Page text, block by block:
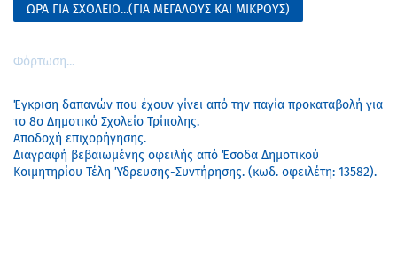
ΩΡΑ ΓΙΑ ΣΧΟΛΕΙΟ...(ΓΙΑ ΜΕΓΑΛΟΥΣ ΚΑΙ ΜΙΚΡΟΥΣ)
Φόρτωση...
Έγκριση δαπανών που έχουν γίνει από την παγία προκαταβολή για
το 8ο Δημοτικό Σχολείο Τρίπολης.
Αποδοχή επιχορήγησης.
Διαγραφή βεβαιωμένης οφειλής από Έσοδα Δημοτικού
Κοιμητηρίου Τέλη Ύδρευσης-Συντήρησης. (κωδ. οφειλέτη: 13582).